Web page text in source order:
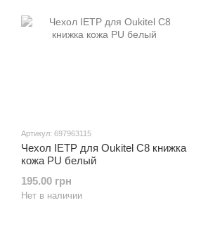
Артикул: 697963115
Чехол IETP для Oukitel C8 книжка
кожа PU белый
195.00 грн
Нет в наличии